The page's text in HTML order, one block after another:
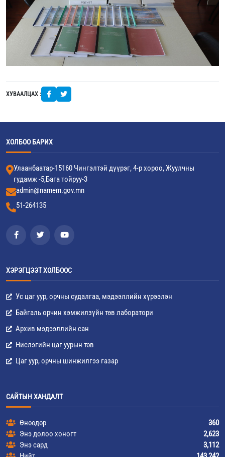
ХУВААЛЦАХ :
ХОЛБОО БАРИХ
Улаанбаатар-15160 Чингэлтэй дүүрэг, 4-р хороо, Жуулчны
гудамж -5,Бага тойруу-3
admin@namem.gov.mn
51-264135
ХЭРЭГЦЭЭТ ХОЛБООС
Ус цаг уур, орчны судалгаа, мэдээллийн хүрээлэн
Байгаль орчин хэмжилзүйн төв лаборатори
Архив мэдээллийн сан
Нислэгийн цаг уурын төв
Цаг уур, орчны шинжилгээ газар
САЙТЫН ХАНДАЛТ
Өнөөдөр
360
Энэ долоо хоногт
2,623
Энэ сард
3,112